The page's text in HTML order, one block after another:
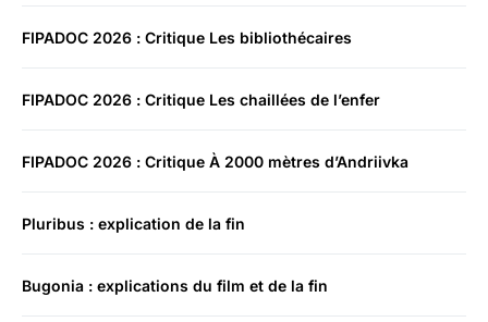
FIPADOC 2026 : Critique Les bibliothécaires
FIPADOC 2026 : Critique Les chaillées de l’enfer
FIPADOC 2026 : Critique À 2000 mètres d’Andriivka
Pluribus : explication de la fin
Bugonia : explications du film et de la fin